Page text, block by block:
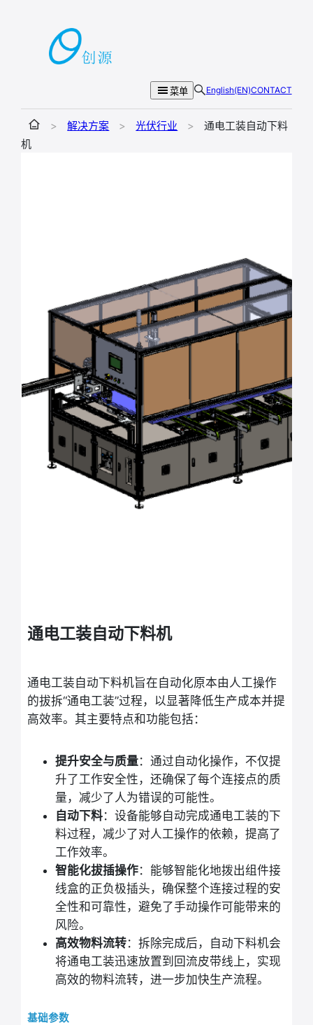
菜单 English(EN)CONTACT
> 解决方案 > 光伏行业 >
通电工装自动下料
机
通电工装自动下料机
通电工装自动下料机旨在自动化原本由人工操作
的拔拆“通电工装”过程，以显著降低生产成本并提
高效率。其主要特点和功能包括：
提升安全与质量：通过自动化操作，不仅提
升了工作安全性，还确保了每个连接点的质
量，减少了人为错误的可能性。
自动下料：设备能够自动完成通电工装的下
料过程，减少了对人工操作的依赖，提高了
工作效率。
智能化拔插操作：能够智能化地拨出组件接
线盒的正负极插头，确保整个连接过程的安
全性和可靠性，避免了手动操作可能带来的
风险。
高效物料流转：拆除完成后，自动下料机会
将通电工装迅速放置到回流皮带线上，实现
高效的物料流转，进一步加快生产流程。
基础参数